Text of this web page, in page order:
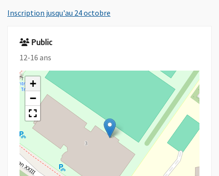
Inscription jusqu'au 24 octobre
Public
12-16 ans
+
−